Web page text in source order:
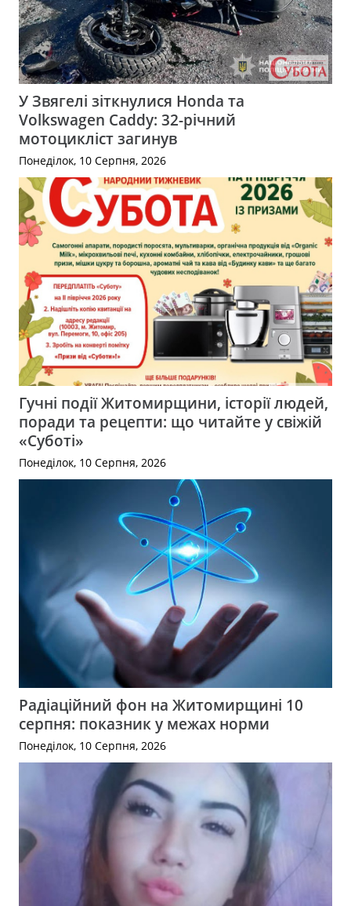
У Звягелі зіткнулися Honda та
Volkswagen Caddy: 32-річний
мотоцикліст загинув
Понеділок, 10 Серпня, 2026
Гучні події Житомирщини, історії людей,
поради та рецепти: що читайте у свіжій
«Суботі»
Понеділок, 10 Серпня, 2026
Радіаційний фон на Житомирщині 10
серпня: показник у межах норми
Понеділок, 10 Серпня, 2026